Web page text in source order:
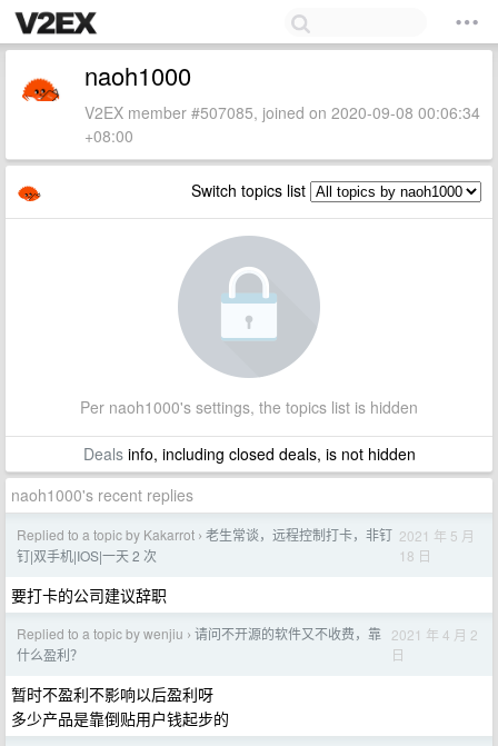
naoh1000
V2EX member #507085, joined on 2020-09-08 00:06:34
+08:00
Switch topics list
Per naoh1000's settings, the topics list is hidden
Dealsinfo, including closed deals, is not hidden
naoh1000's recent replies
Replied to a topic by Kakarrot › 老生常谈，远程控制打卡，非钉
钉|双手机|IOS|一天 2 次
2021 年 5 月
18 日
要打卡的公司建议辞职
Replied to a topic by wenjiu › 请问不开源的软件又不收费，靠
什么盈利？
2021 年 4 月 2
日
暂时不盈利不影响以后盈利呀
多少产品是靠倒贴用户钱起步的